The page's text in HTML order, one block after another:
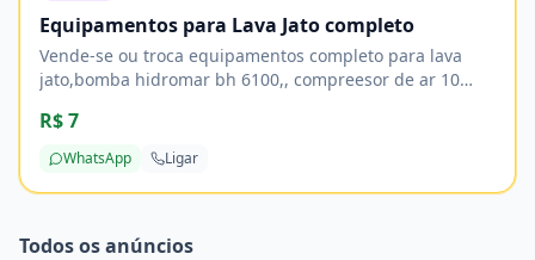
Equipamentos para Lava Jato completo
Vende-se ou troca equipamentos completo para lava
jato,bomba hidromar bh 6100,, compreesor de ar 10
200 litros e mais de 20 metros de mangueiras
R$ 7
WhatsApp Ligar
Todos os anúncios